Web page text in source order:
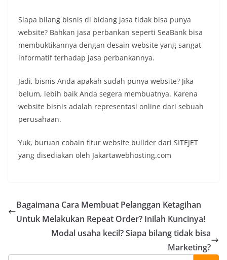
Siapa bilang bisnis di bidang jasa tidak bisa punya
website? Bahkan jasa perbankan seperti SeaBank bisa
membuktikannya dengan desain website yang sangat
informatif terhadap jasa perbankannya.
Jadi, bisnis Anda apakah sudah punya website? Jika
belum, lebih baik Anda segera membuatnya. Karena
website bisnis adalah representasi online dari sebuah
perusahaan.
Yuk, buruan cobain fitur website builder dari SITEJET
yang disediakan oleh Jakartawebhosting.com
Bagaimana Cara Membuat Pelanggan Ketagihan
Untuk Melakukan Repeat Order? Inilah Kuncinya!
Modal usaha kecil? Siapa bilang tidak bisa
Marketing?